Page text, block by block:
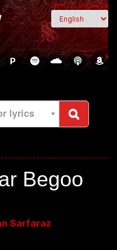
Select Language
P
lyrics
Begoo
Sarfaraz